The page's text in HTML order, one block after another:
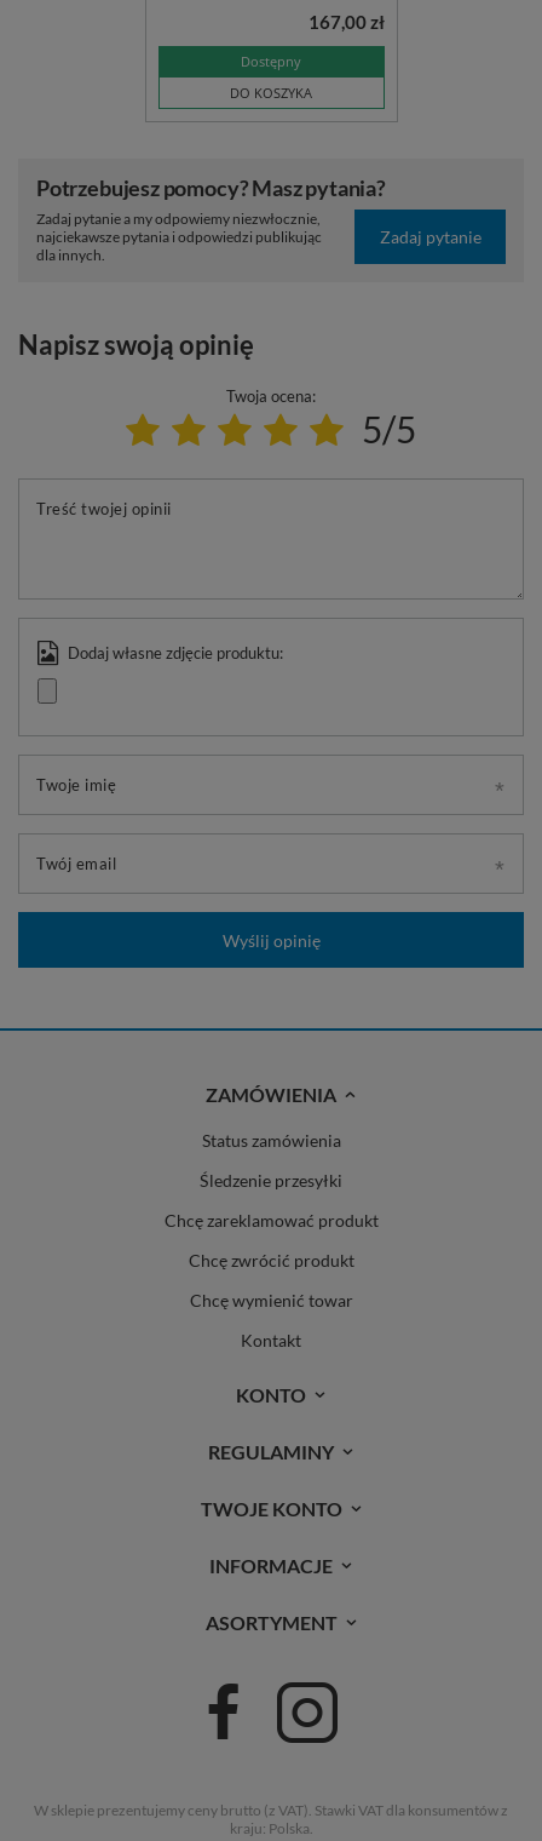
Dostępny
DO KOSZYKA
167,00 zł
Potrzebujesz pomocy? Masz pytania?
Zadaj pytanie a my odpowiemy niezwłocznie,
najciekawsze pytania i odpowiedzi publikując
dla innych.
Zadaj pytanie
Napisz swoją opinię
Twoja ocena:
5/5
Treść twojej opinii
Dodaj własne zdjęcie produktu:
Twoje imię
Twój email
Wyślij opinię
ZAMÓWIENIA
Status zamówienia
Śledzenie przesyłki
Chcę zareklamować produkt
Chcę zwrócić produkt
Chcę wymienić towar
Kontakt
KONTO
REGULAMINY
TWOJE KONTO
INFORMACJE
ASORTYMENT
W sklepie prezentujemy ceny brutto (z VAT). Stawki VAT dla konsumentów z
kraju: Polska.